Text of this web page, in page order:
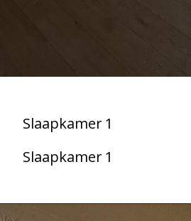
Slaapkamer 1
Slaapkamer 1